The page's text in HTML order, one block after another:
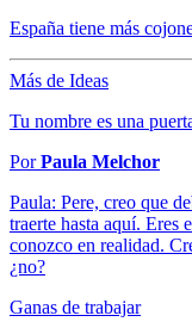
España tiene más
Más de Ideas
Tu nombre es una
PorPaula Melchor
Paula: Pere, creo que
traerte hasta aquí. Eres
conozco en realidad.
¿no?
Ganas de trabajar